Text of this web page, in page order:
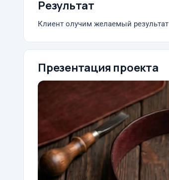
Результат
Клиент олучим желаемый результат
Презентация проекта